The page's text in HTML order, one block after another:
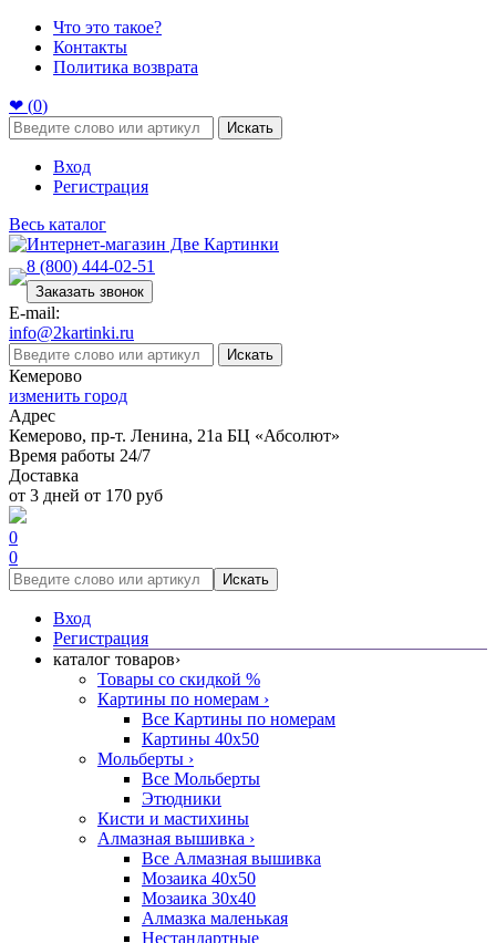
Что это такое?
Контакты
Политика возврата
❤ (0)
Искать
Вход
Регистрация
Весь каталог
8 (800) 444-02-51
Заказать звонок
E-mail:
info@2kartinki.ru
Искать
Кемерово
изменить город
Адрес
Кемерово, пр-т. Ленина, 21а БЦ «Абсолют»
Время работы 24/7
Доставка
от 3 дней от 170 руб
0
0
Искать
Вход
Регистрация
каталог товаров›
Товары со скидкой %
Картины по номерам ›
Все Картины по номерам
Картины 40x50
Мольберты ›
Все Мольберты
Этюдники
Кисти и мастихины
Алмазная вышивка ›
Все Алмазная вышивка
Мозаика 40x50
Мозаика 30x40
Алмазка маленькая
Нестандартные